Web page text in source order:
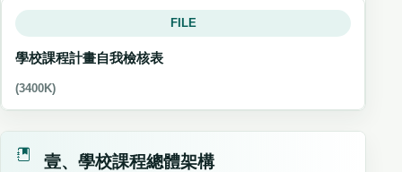
FILE
學校課程計畫自我檢核表
(3400K)
壹、學校課程總體架構